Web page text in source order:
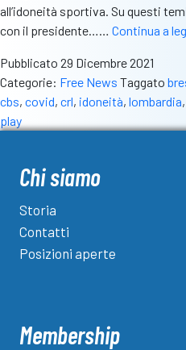
all’idoneità sportiva. Su questi
con il presidente…… Continua a
Pubblicato 29 Dicembre 2021
Categorie: Free News Taggato
cbs, covid, crl, idoneità, lombardia,
play
Chi siamo
Storia
Contatti
Posizioni aperte
Membership